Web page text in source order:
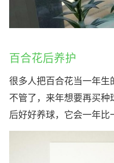
百合花后养护
很多人把百合花当一年
不管了，来年想要再买
后好好养球，它会一年比